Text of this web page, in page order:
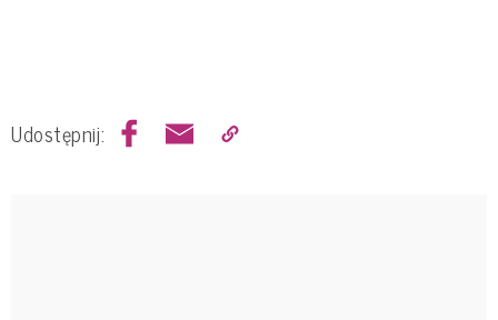
Udostępnij: